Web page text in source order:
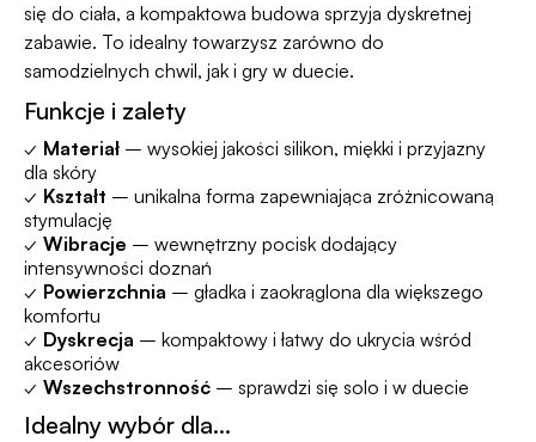
się do ciała, a kompaktowa budowa sprzyja dyskretnej
zabawie. To idealny towarzysz zarówno do
samodzielnych chwil, jak i gry w duecie.
Funkcje i zalety
✓ Materiał – wysokiej jakości silikon, miękki i przyjazny
dla skóry
✓ Kształt – unikalna forma zapewniająca zróżnicowaną
stymulację
✓ Wibracje – wewnętrzny pocisk dodający
intensywności doznań
✓ Powierzchnia – gładka i zaokrąglona dla większego
komfortu
✓ Dyskrecja – kompaktowy i łatwy do ukrycia wśród
akcesoriów
✓ Wszechstronność – sprawdzi się solo i w duecie
Idealny wybór dla…